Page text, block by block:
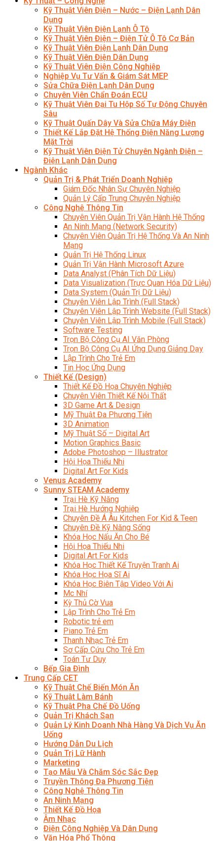
Kỹ Thuật Viên Điện – Nước – Điện Lạnh Dân
Dụng
Kỹ Thuật Viên Điện Lạnh Ô Tô
Kỹ Thuật Viên Điện – Điện Tử Ô Tô Cơ Bản
Kỹ Thuật Viên Điện Lạnh Dân Dụng
Kỹ Thuật Viên Điện Dân Dụng
Kỹ Thuật Viên Điện Công Nghiệp
Nghiệp Vụ Tư Vấn & Giám Sát MEP
Sửa Chữa Điện Lạnh Dân Dụng
Chuyên Viên Chẩn Đoán ECU
Kỹ Thuật Viên Đại Tu Hộp Số Tự Động Chuyên
Sâu
Kỹ Thuật Quấn Dây Và Sửa Chữa Máy Điện
Thiết Kế Lắp Đặt Hệ Thống Điện Năng Lượng
Mặt Trời
Kỹ Thuật Viên Điện Tử Chuyên Ngành Điện –
Điện Lạnh Dân Dụng
Ngành Khác
Quản Trị & Phát Triển Doanh Nghiệp
Giám Đốc Nhân Sự Chuyên Nghiệp
Quản Lý Cấp Trung Chuyên Nghiệp
Công Nghệ Thông Tin
Chuyên Viên Quản Trị Vận Hành Hệ Thống
An Ninh Mạng (Network Security)
Chuyên Viên Quản Trị Hệ Thống Và An Ninh
Mạng
Quản Trị Hệ Thống Linux
Quản Trị Vận Hành Microsoft Azure
Data Analyst (Phân Tích Dữ Liệu)
Data Visualization (Trực Quan Hóa Dữ Liệu)
Data System (Quản Trị Dữ Liệu)
Chuyên Viên Lập Trình (Full Stack)
Chuyên Viên Lập Trình Website (Full Stack)
Chuyên Viên Lập Trình Mobile (Full Stack)
Software Testing
Trọn Bộ Công Cụ AI Văn Phòng
Trọn Bộ Công Cụ AI Ứng Dụng Giảng Dạy
Lập Trình Cho Trẻ Em
Tin Học Ứng Dụng
Thiết Kế (Design)
Thiết Kế Đồ Họa Chuyên Nghiệp
Chuyên Viên Thiết Kế Nội Thất
3D Game Art & Design
Mỹ Thuật Đa Phương Tiện
3D Animation
Mỹ Thuật Số – Digital Art
Motion Graphics Basic
Adobe Photoshop – Illustrator
Hội Họa Thiếu Nhi
Digital Art For Kids
Venus Academy
Sunny STEAM Academy
Trại Hè Kỹ Năng
Trại Hè Hướng Nghiệp
Chuyên Đề Á Âu Kitchen For Kid & Teen
Chuyên Đề Kỹ Năng Sống
Khóa Học Nấu Ăn Cho Bé
Hội Họa Thiếu Nhi
Digital Art For Kids
Khóa Học Thiết Kế Truyện Tranh Ai
Khóa Học Họa Sĩ Ai
Khóa Học Biên Tập Video Với Ai
Mc Nhí
Kỳ Thủ Cờ Vua
Lập Trình Cho Trẻ Em
Robotic trẻ em
Piano Trẻ Em
Thanh Nhạc Trẻ Em
Sơ Cấp Cứu Cho Trẻ Em
Toán Tư Duy
Bếp Gia Đình
Trung Cấp CET
Kỹ Thuật Chế Biến Món Ăn
Kỹ Thuật Làm Bánh
Kỹ Thuật Pha Chế Đồ Uống
Quản Trị Khách Sạn
Quản Lý Kinh Doanh Nhà Hàng Và Dịch Vụ Ăn
Uống
Hướng Dẫn Du Lịch
Quản Trị Lữ Hành
Marketing
Tạo Mẫu Và Chăm Sóc Sắc Đẹp
Truyền Thông Đa Phương Tiện
Công Nghệ Thông Tin
An Ninh Mạng
Thiết Kế Đồ Họa
Âm Nhạc
Điện Công Nghiệp Và Dân Dụng
Văn Hóa Phổ Thông